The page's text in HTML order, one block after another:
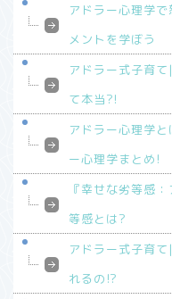
アドラー心理学
メントを学ぼう
アドラー式子育
て本当?!
アドラー心理学
ー心理学まとめ!
『幸せな劣等感
等感とは?
アドラー式子育
れるの!?